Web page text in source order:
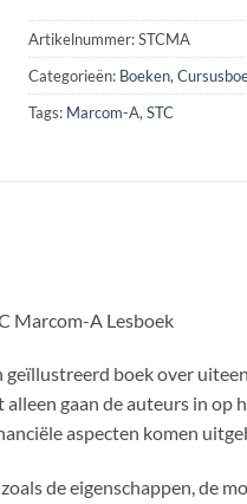
Artikelnummer:STCMA
Categorieën: Boeken,
Tags: Marcom-A,STC
Marcom-A Lesboek
geïllustreerd boek over
gaan de auteurs in op
aspecten komen
de eigenschappen, de